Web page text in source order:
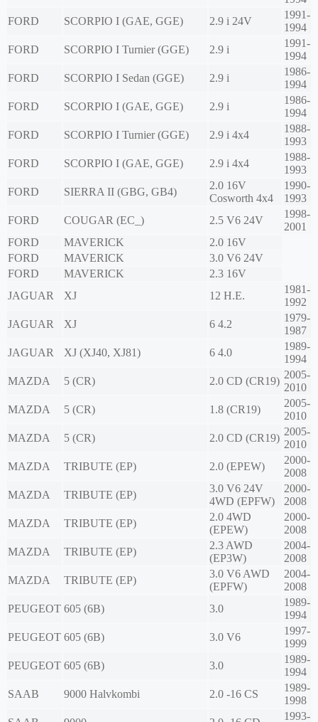
FORD
SCORPIO I (GAE, GGE) 2.9 i 24V
1991-
1994
FORD
SCORPIO I Turnier (GGE) 2.9 i
1991-
1994
FORD
SCORPIO I Sedan (GGE) 2.9 i
1986-
1994
FORD
SCORPIO I (GAE, GGE) 2.9 i
1986-
1994
FORD
SCORPIO I Turnier (GGE) 2.9 i 4x4
1988-
1993
FORD
SCORPIO I (GAE, GGE) 2.9 i 4x4
1988-
1993
FORD
SIERRA II (GBG, GB4)
2.0 16V
Cosworth 4x4
1990-
1993
FORD
COUGAR (EC_) 2.5 V6 24V
1998-
2001
FORD
MAVERICK
2.0 16V
FORD
MAVERICK
3.0 V6 24V
FORD
MAVERICK
2.3 16V
JAGUAR
XJ 12 H.E.
1981-
1992
JAGUAR
XJ 6 4.2
1979-
1987
JAGUAR
XJ (XJ40, XJ81) 6 4.0
1989-
1994
MAZDA
5 (CR) 2.0 CD (CR19)
2005-
2010
MAZDA
5 (CR) 1.8 (CR19)
2005-
2010
MAZDA
5 (CR) 2.0 CD (CR19)
2005-
2010
MAZDA
TRIBUTE (EP) 2.0 (EPEW)
2000-
2008
MAZDA
TRIBUTE (EP)
3.0 V6 24V
4WD (EPFW)
2000-
2008
MAZDA
TRIBUTE (EP)
2.0 4WD
(EPEW)
2000-
2008
MAZDA
TRIBUTE (EP)
2.3 AWD
(EP3W)
2004-
2008
MAZDA
TRIBUTE (EP)
3.0 V6 AWD
(EPFW)
2004-
2008
PEUGEOT 605 (6B) 3.0
1989-
1994
PEUGEOT 605 (6B) 3.0 V6
1997-
1999
PEUGEOT 605 (6B) 3.0
1989-
1994
SAAB
9000 Halvkombi 2.0 -16 CS
1989-
1998
1993-